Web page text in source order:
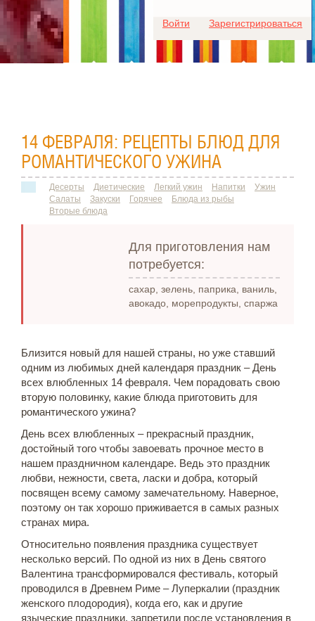
Войти Зарегистрироваться
14 ФЕВРАЛЯ: РЕЦЕПТЫ БЛЮД ДЛЯ
РОМАНТИЧЕСКОГО УЖИНА
Десерты Диетические Легкий ужин Напитки
Ужин
Салаты
Закуски Горячее
Блюда из рыбы
Вторые блюда
Для приготовления нам
потребуется:
сахар, зелень, паприка, ваниль,
авокадо, морепродукты, спаржа
Близится новый для нашей страны, но уже ставший
одним из любимых дней календаря праздник – День
всех влюбленных 14 февраля. Чем порадовать свою
вторую половинку, какие блюда приготовить для
романтического ужина?
День всех влюбленных – прекрасный праздник,
достойный того чтобы завоевать прочное место в
нашем праздничном календаре. Ведь это праздник
любви, нежности, света, ласки и добра, который
посвящен всему самому замечательному. Наверное,
поэтому он так хорошо приживается в самых разных
странах мира.
Относительно появления праздника существует
несколько версий. По одной из них в День святого
Валентина трансформировался фестиваль, который
проводился в Древнем Риме – Луперкалии (праздник
женского плодородия), когда его, как и другие
языческие праздники, запретили после установления в
Для любых предложений по